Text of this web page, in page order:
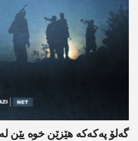
گەلۆ پەکەکە ھێزێن خوە